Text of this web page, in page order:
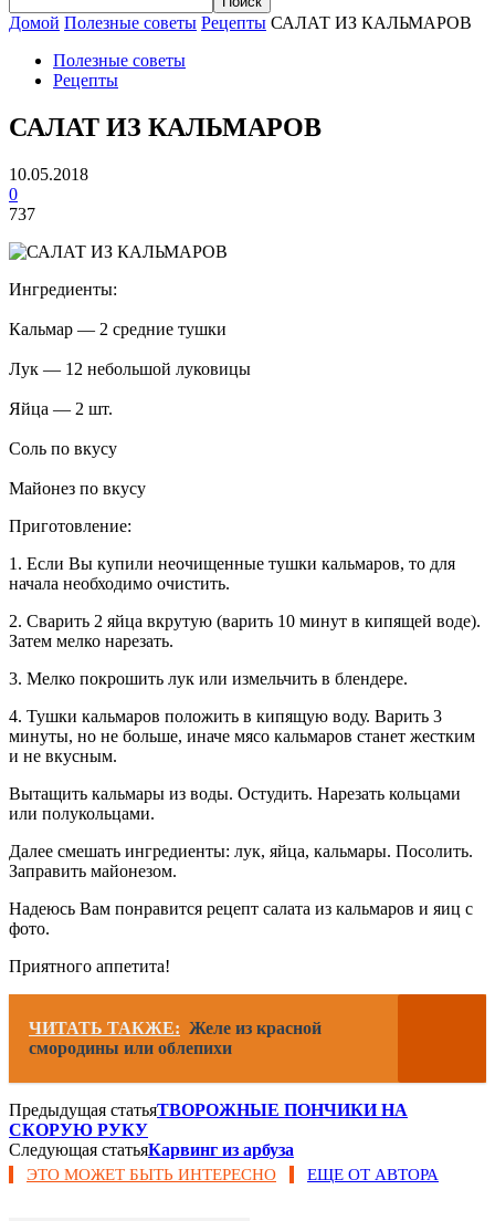
Домой Полезные советы Рецепты САЛАТ ИЗ КАЛЬМАРОВ
Полезные советы
Рецепты
САЛАТ ИЗ КАЛЬМАРОВ
10.05.2018
0
737
Ингредиенты:
Кальмар — 2 средние тушки
Лук — 12 небольшой луковицы
Яйца — 2 шт.
Соль по вкусу
Майонез по вкусу
Приготовление:
1. Если Вы купили неочищенные тушки кальмаров, то для
начала необходимо очистить.
2. Сварить 2 яйца вкрутую (варить 10 минут в кипящей воде).
Затем мелко нарезать.
3. Мелко покрошить лук или измельчить в блендере.
4. Тушки кальмаров положить в кипящую воду. Варить 3
минуты, но не больше, иначе мясо кальмаров станет жестким
и не вкусным.
Вытащить кальмары из воды. Остудить. Нарезать кольцами
или полукольцами.
Далее смешать ингредиенты: лук, яйца, кальмары. Посолить.
Заправить майонезом.
Надеюсь Вам понравится рецепт салата из кальмаров и яиц с
фото.
Приятного аппетита!
ЧИТАТЬ ТАКЖЕ: Желе из красной
смородины или облепихи
Предыдущая статьяТВОРОЖНЫЕ ПОНЧИКИ НА
СКОРУЮ РУКУ
Следующая статьяКарвинг из арбуза
ЭТО МОЖЕТ БЫТЬ ИНТЕРЕСНО ЕЩЕ ОТ АВТОРА